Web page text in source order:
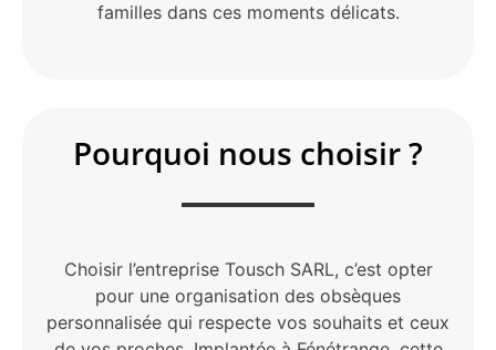
familles dans ces moments délicats.
Pourquoi nous choisir ?
Choisir l’entreprise Tousch SARL, c’est opter
pour une organisation des obsèques
personnalisée qui respecte vos souhaits et ceux